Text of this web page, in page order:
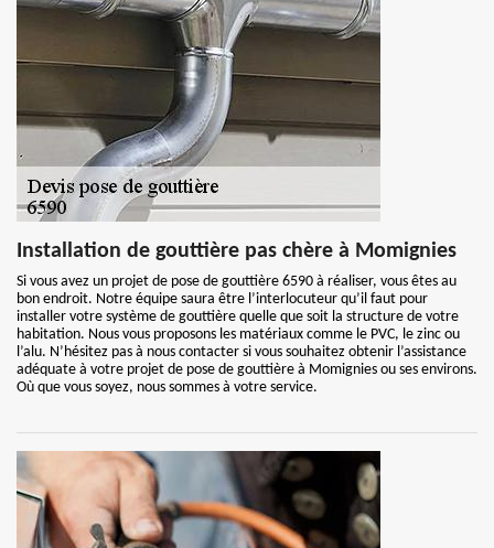
Installation de gouttière pas chère à Momignies
Si vous avez un projet de pose de gouttière 6590 à réaliser, vous êtes au
bon endroit. Notre équipe saura être l’interlocuteur qu’il faut pour
installer votre système de gouttière quelle que soit la structure de votre
habitation. Nous vous proposons les matériaux comme le PVC, le zinc ou
l’alu. N’hésitez pas à nous contacter si vous souhaitez obtenir l’assistance
adéquate à votre projet de pose de gouttière à Momignies ou ses environs.
Où que vous soyez, nous sommes à votre service.